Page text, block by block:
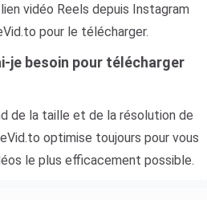
vidéo Reels depuis Instagram
pour le télécharger.
je besoin pour télécharger
de la taille et de la résolution de
optimise toujours pour vous
le plus efficacement possible.